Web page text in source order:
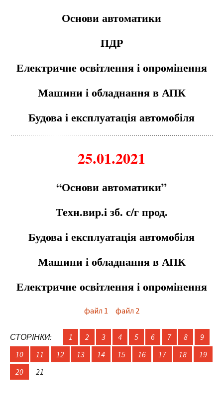
Основи автоматики
ПДР
Електричне освітлення і опромінення
Машини і обладнання в АПК
Будова і експлуатація автомобіля
25.01.2021
“Основи автоматики”
Техн.вир.і зб. с/г прод.
Будова і експлуатація автомобіля
Машини і обладнання в АПК
Електричне освітлення і опромінення
файл 1 файл 2
СТОРІНКИ: 1 2 3 4 5 6 7 8
9
10
11 12 13 14 15 16 17 18
19
20
21